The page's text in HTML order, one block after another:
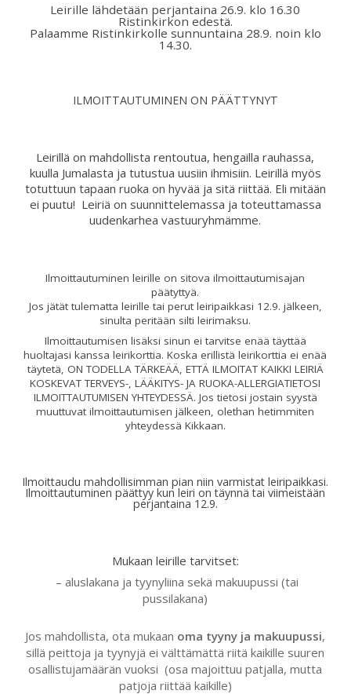
Leirille lähdetään perjantaina 26.9. klo 16.30
Ristinkirkon edestä.
Palaamme Ristinkirkolle sunnuntaina 28.9. noin klo
14.30.
ILMOITTAUTUMINEN ON PÄÄTTYNYT
Leirillä on mahdollista rentoutua, hengailla rauhassa,
kuulla Jumalasta ja tutustua uusiin ihmisiin. Leirillä myös
totuttuun tapaan ruoka on hyvää ja sitä riittää. Eli mitään
ei puutu! Leiriä on suunnittelemassa ja toteuttamassa
uudenkarhea vastuuryhmämme.
Ilmoittautuminen leirille on sitova ilmoittautumisajan
päätyttyä.
Jos jätät tulematta leirille tai perut leiripaikkasi 12.9. jälkeen,
sinulta peritään silti leirimaksu.
Ilmoittautumisen lisäksi sinun ei tarvitse enää täyttää
huoltajasi kanssa leirikorttia. Koska erillistä leirikorttia ei enää
täytetä, ON TODELLA TÄRKEÄÄ, ETTÄ ILMOITAT KAIKKI LEIRIÄ
KOSKEVAT TERVEYS-, LÄÄKITYS- JA RUOKA-ALLERGIATIETOSI
ILMOITTAUTUMISEN YHTEYDESSÄ. Jos tietosi jostain syystä
muuttuvat ilmoittautumisen jälkeen, olethan hetimmiten
yhteydessä Kikkaan.
Ilmoittaudu mahdollisimman pian niin varmistat leiripaikkasi.
Ilmoittautuminen päättyy kun leiri on täynnä tai viimeistään
perjantaina 12.9.
Mukaan leirille tarvitset:
– aluslakana ja tyynyliina sekä makuupussi (tai
pussilakana)
Jos mahdollista, ota mukaan oma tyyny ja makuupussi,
sillä peittoja ja tyynyjä ei välttämättä riitä kaikille suuren
osallistujamäärän vuoksi (osa majoittuu patjalla, mutta
patjoja riittää kaikille)